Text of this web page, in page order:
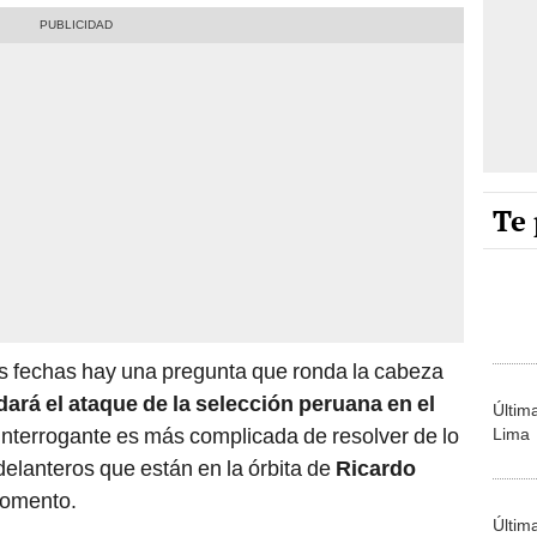
fechas hay una pregunta que ronda la cabeza
el ataque de la selección peruana en el
es más complicada de resolver de lo
que están en la órbita de Ricardo
Te
Lima